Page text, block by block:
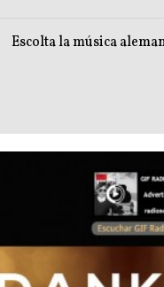
Escolta la música